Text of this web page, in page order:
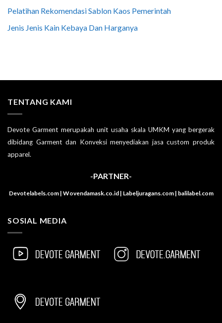
Pelatihan Rekomendasi Sablon Kaos Pemerintah
Jenis Jenis Kain Kebaya Dan Harganya
TENTANG KAMI
Devote Garment merupakah unit usaha skala UMKM yang bergerak
dibidang Garment dan Konveksi menyediakan jasa custom produk
apparel.
-PARTNER-
Devotelabels.com | Wovendamask.co.id | Labeljuragans.com | balilabel.com
SOSIAL MEDIA